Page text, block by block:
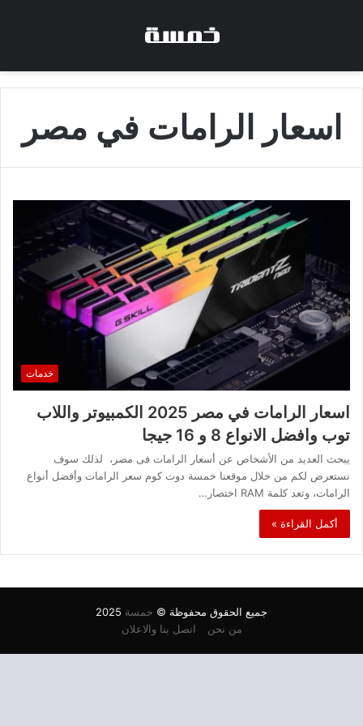
اسعار الرامات في مصر
خدمات
اسعار الرامات في مصر 2025 الكمبيوتر واللاب
توب وافضل الانواع 8 و 16 جيجا
يبحث العديد من الأشخاص عن أسعار الرامات فى مصر، لذلك سوف
نستعرض لكم من خلال موقعنا خمسة دوت كوم سعر الرامات وأفضل أنواع
الرامات، وتعد كلمة RAM اختصار…
أكمل القراءة »
جميع الحقوق محفوظة © خمسة
من نحن
اتصل بنا والاعلان